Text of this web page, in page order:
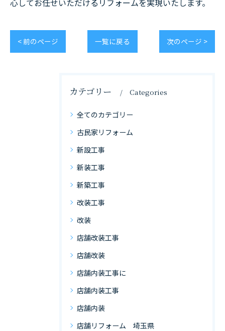
心してお任せいただけるリフォームを実現いたします。
< 前のページ 一覧に戻る 次のページ >
カテゴリー Categories
全てのカテゴリー
古民家リフォーム
新設工事
新装工事
新築工事
改装工事
改装
店舗改装工事
店舗改装
店舗内装工事に
店舗内装工事
店舗内装
店舗リフォーム 埼玉県